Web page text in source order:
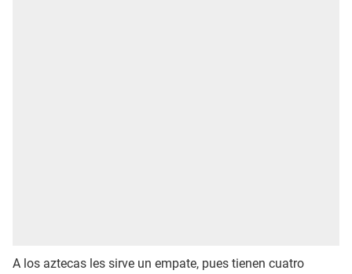
A los aztecas les sirve un empate, pues tienen cuatro